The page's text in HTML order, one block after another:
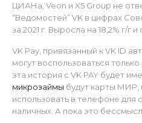
ЦИАНа, Veon и X5 Group не
“Ведомостей” VK в цифрах
за 2021 г. Выросла на 18,2% г/г
VK Pay, привязанный к VK ID
могут воспользоваться
эта история с VK PAY будет
микрозаймы будут карты
использовать в телефоне для
наличных. А пока это